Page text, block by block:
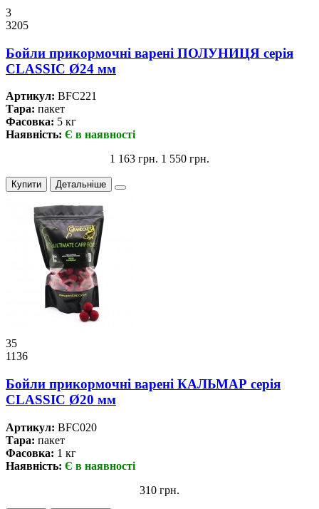
3
3205
Бойли прикормочнi варенi ПОЛУНИЦЯ серiя
CLASSIC Ø24 мм
Артикул: BFC221
Тара: пакет
Фасовка: 5 кг
Наявність: Є в наявності
1 163 грн. 1 550 грн.
Купити Детальніше
35
1136
Бойли прикормочнi варенi КАЛЬМАР серiя
CLASSIC Ø20 мм
Артикул: BFC020
Тара: пакет
Фасовка: 1 кг
Наявність: Є в наявності
310 грн.